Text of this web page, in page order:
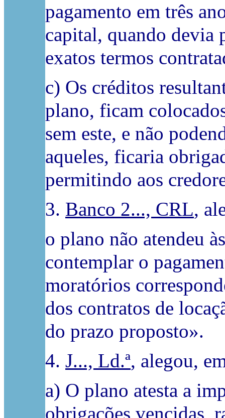
pagamento em três
capital, quando devia
exatos termos
c) Os créditos
plano, ficam
sem este, e não
aqueles, ficaria
permitindo aos
3. Banco 2..., CRL,
o plano não atendeu
contemplar o
moratórios
dos contratos de
do prazo proposto».
4. J..., Ld.ª, alegou,
a) O plano atesta a
obrigações vencidas,